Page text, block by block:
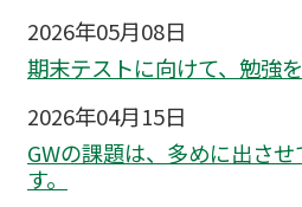
2026年05月08日
期末テストに向けて、勉強
2026年04月15日
GWの課題は、多めに出さ
す。